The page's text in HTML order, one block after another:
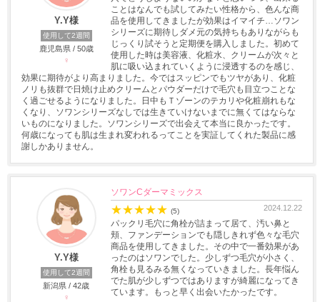
Y.Y様
使用して2週間
鹿児島県 / 50歳
♀
ことはなんでも試してみたい性格から、色んな商
品を使用してきましたが効果はイマイチ…ソワン
シリーズに期待しダメ元の気持ちもありながらも
じっくり試そうと定期便を購入しました。初めて
使用した時は美容液、化粧水、クリームが次々と
肌に吸い込まれていくように浸透するのを感じ、
効果に期待がより高まりました。今ではスッピンでもツヤがあり、化粧
ノリも抜群で日焼け止めクリームとパウダーだけで毛穴も目立つことな
く過ごせるようになりました。日中もＴゾーンのテカリや化粧崩れもな
くなり、ソワンシリーズなしでは生きていけないまでに無くてはならな
いものになりました。ソワンシリーズで出会えて本当に良かったです。
何歳になっても肌は生まれ変われるってことを実証してくれた製品に感
謝しかありません。
Y.Y様
使用して2週間
新潟県 / 42歳
♀
ソワンCダーマミックス
★★★★★ (5) 2024.12.22
パックリ毛穴に角栓が詰まって居て、汚い鼻と
頬、ファンデーションでも隠しきれず色々な毛穴
商品を使用してきました。その中で一番効果があ
ったのはソワンでした。少しずつ毛穴が小さく、
角栓も見るみる無くなっていきました。長年悩ん
でた肌が少しずつではありますが綺麗になってき
ています。もっと早く出会いたかったです。